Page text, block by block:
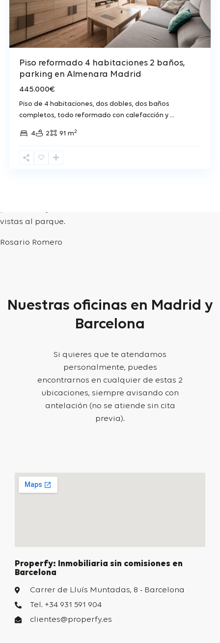
Piso reformado 4 habitaciones 2 baños,
parking en Almenara Madrid
445.000€
Piso de 4 habitaciones, dos dobles, dos baños
completos, todo reformado con calefacción y ...
4 2 91 m2
vistas al parque.
Rosario Romero
Nuestras oficinas en Madrid y
Barcelona
Si quieres que te atendamos
personalmente, puedes
encontrarnos en cualquier de estas 2
ubicaciones, siempre avisando con
antelación (no se atiende sin cita
previa).
Properfy: Inmobiliaria sin comisiones en
Barcelona
Carrer de Lluís Muntadas, 8 - Barcelona
Tel. +34 931 591 904
clientes@properfy.es